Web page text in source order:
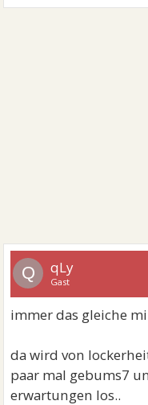
Q qLy
Gast
immer das gleiche
da wird von
paar mal gebums7
erwartungen los..